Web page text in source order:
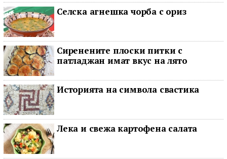
Селска агнешка чорба с ориз
Сиренените плоски питки с
патладжан имат вкус на лято
Историята на символа свастика
Лека и свежа картофена салата